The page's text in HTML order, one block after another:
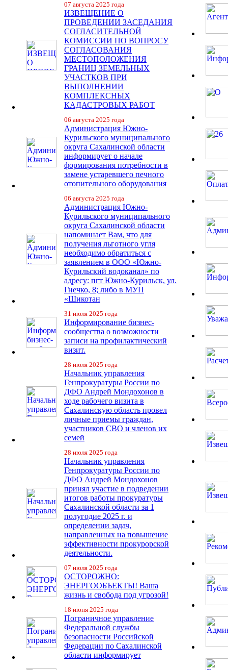
07 августа 2025 года
ИЗВЕЩЕНИЕ О
ПРОВЕДЕНИИ ЗАСЕДАНИЯ
СОГЛАСИТЕЛЬНОЙ
КОМИССИИ ПО ВОПРОСУ
СОГЛАСОВАНИЯ
МЕСТОПОЛОЖЕНИЯ
ГРАНИЦ ЗЕМЕЛЬНЫХ
УЧАСТКОВ ПРИ
ВЫПОЛНЕНИИ
КОМПЛЕКСНЫХ
КАДАСТРОВЫХ РАБОТ
06 августа 2025 года
Администрация Южно-
Курильского муниципального
округа Сахалинской области
информирует о начале
формирования потребности в
замене устаревшего печного
отопительного оборудования
06 августа 2025 года
Администрация Южно-
Курильского муниципального
округа Сахалинской области
напоминает Вам, что для
получения льготного угля
необходимо обратиться с
заявлением в ООО «Южно-
Курильский водоканал» по
адресу: пгт Южно-Курильск, ул.
Гнечко, 8; либо в МУП
«Шикотан
31 июля 2025 года
Информирование бизнес-
сообщества о возможности
записи на профилактический
визит.
28 июля 2025 года
Начальник управления
Генпрокуратуры России по
ДФО Андрей Мондохонов в
ходе рабочего визита в
Сахалинскую область провел
личные приемы граждан,
участников СВО и членов их
семей
28 июля 2025 года
Начальник управления
Генпрокуратуры России по
ДФО Андрей Мондохонов
принял участие в подведении
итогов работы прокуратуры
Сахалинской области за 1
полугодие 2025 г. и
определении задач,
направленных на повышение
эффективности прокурорской
деятельности.
07 июля 2025 года
ОСТОРОЖНО:
ЭНЕРГООБЪЕКТЫ! Ваша
жизнь и свобода под угрозой!
18 июня 2025 года
Пограничное управление
Федеральной службы
безопасности Российской
Федерации по Сахалинской
области информирует